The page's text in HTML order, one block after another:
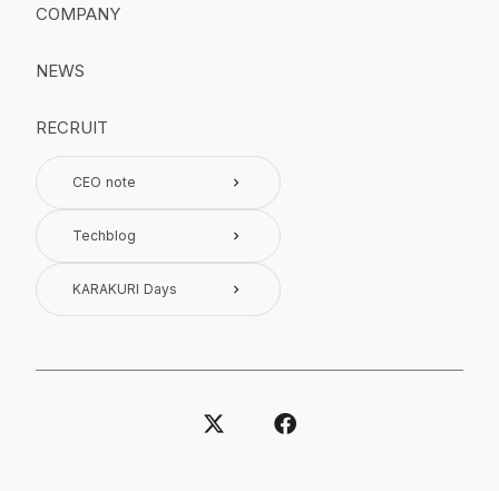
COMPANY
NEWS
RECRUIT
CEO note keyboard_arrow_right
Techblog keyboard_arrow_right
KARAKURI Days keyboard_arrow_right